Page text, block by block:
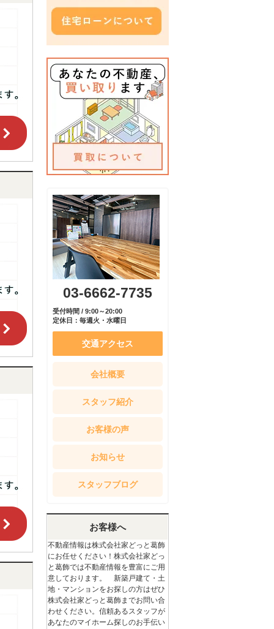
03-6662-7735
受付時間 / 9:00～20:00
定休日：毎週火・水曜日
交通アクセス
会社概要
スタッフ紹介
お客様の声
お知らせ
スタッフブログ
お客様へ
不動産情報は株式会社家どっと葛飾
にお任せください！株式会社家どっ
と葛飾では不動産情報を豊富にご用
意しております。 新築戸建て・土
地・マンションをお探しの方はぜひ
株式会社家どっと葛飾までお問い合
わせください。信頼あるスタッフが
あなたのマイホーム探しのお手伝い